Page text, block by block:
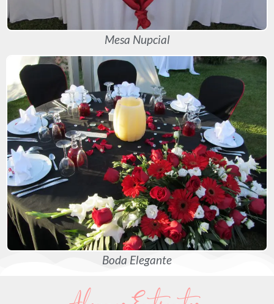
Mesa Nupcial
Boda Elegante